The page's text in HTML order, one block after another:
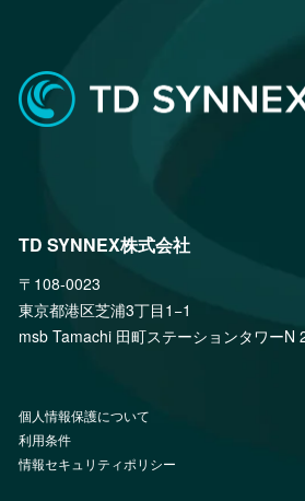
TD SYNNEX株式会社
〒108-0023
東京都港区芝浦3丁目1−1
msb Tamachi 田町ステーションタワーN
個人情報保護について
利用条件
情報セキュリティポリシー